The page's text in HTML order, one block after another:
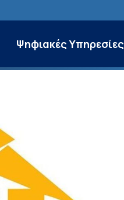
Ψηφιακές Υπηρεσίες